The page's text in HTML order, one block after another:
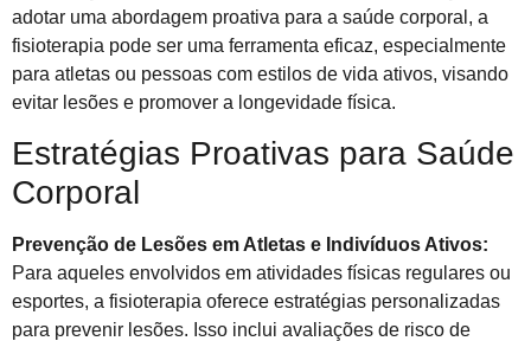
adotar uma abordagem proativa para a saúde corporal, a
fisioterapia pode ser uma ferramenta eficaz, especialmente
para atletas ou pessoas com estilos de vida ativos, visando
evitar lesões e promover a longevidade física.
Estratégias Proativas para Saúde
Corporal
Prevenção de Lesões em Atletas e Indivíduos Ativos:
Para aqueles envolvidos em atividades físicas regulares ou
esportes, a fisioterapia oferece estratégias personalizadas
para prevenir lesões. Isso inclui avaliações de risco de